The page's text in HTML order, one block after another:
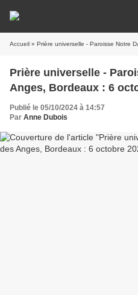
Accueil » Prière universelle - Paroisse Notre
Prière universelle -
Anges, Bordeaux : 6
Publié le 05/10/2024 à 14:57
Par Anne Dubois